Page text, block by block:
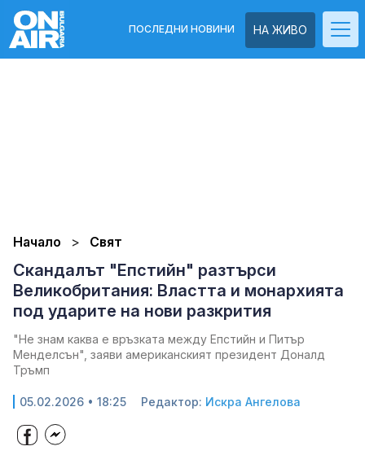
НА ЖИВО
ПОСЛЕДНИ НОВИНИ
Начало Свят
Скандалът "Епстийн" разтърси
Великобритания: Властта и монархията
под ударите на нови разкрития
"Не знам каква е връзката между Епстийн и Питър
Менделсън", заяви американският президент Доналд
Тръмп
05.02.2026 • 18:25 Редактор: Искра Ангелова